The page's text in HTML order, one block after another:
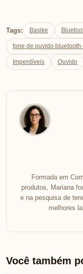
Tags: Basike
fone de ouvido
Imperdíveis Ouvido
Formada em
produtos, Mariana
e na pesquisa de
melhores
Você também